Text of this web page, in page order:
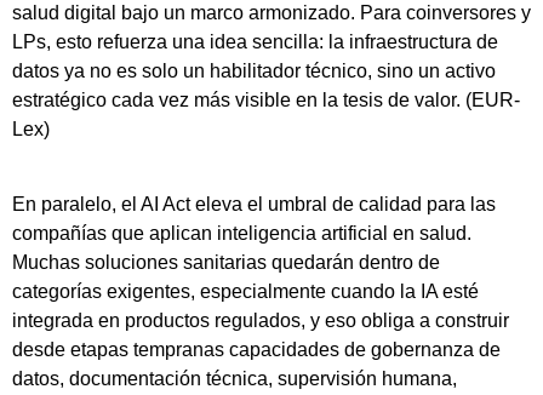
salud digital bajo un marco armonizado. Para coinversores y
LPs, esto refuerza una idea sencilla: la infraestructura de
datos ya no es solo un habilitador técnico, sino un activo
estratégico cada vez más visible en la tesis de valor. (EUR-
Lex)
En paralelo, el AI Act eleva el umbral de calidad para las
compañías que aplican inteligencia artificial en salud.
Muchas soluciones sanitarias quedarán dentro de
categorías exigentes, especialmente cuando la IA esté
integrada en productos regulados, y eso obliga a construir
desde etapas tempranas capacidades de gobernanza de
datos, documentación técnica, supervisión humana,